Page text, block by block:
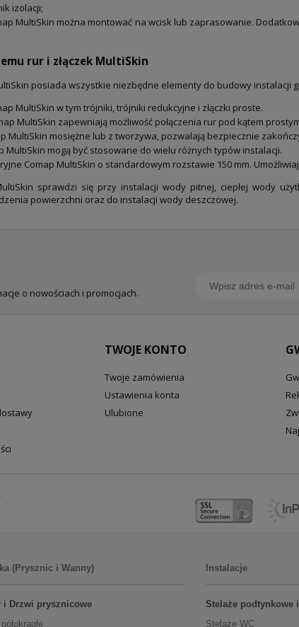
izolacji;
MultiSkin można montować na wcisk lub zaprasowanie.
rur i złączek MultiSkin
posiada wszystkie niezbędne elementy do budowy instalacji
MultiSkin w tym trójniki, trójniki redukcyjne i złączki proste.
MultiSkin zapewniają możliwość połączenia rur pod kątem
MultiSkin mosiężne lub z tworzywa, pozwalają bezpiecznie
MultiSkin mogą być stosowane do wielu różnych typów instalacji.
Comap MultiSkin o standardowym rozstawie 150 mm.
sprawdzi się przy instalacji wody pitnej, ciepłej wody
powierzchni oraz do instalacji wody deszczowej.
o nowościach i promocjach.
TWOJE KONTO
Twoje zamówienia
Ustawienia konta
Ulubione
(Prysznic i Wanny)
i Drzwi prysznicowe
Instalacje
Stelaże podtynkowe
Stelaże WC